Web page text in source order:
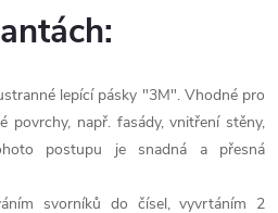
lepící pásky "3M". Vhodné pro
povrchy, např. fasády, vnitření stěny,
postupu je snadná a přesná
svorníků do čísel, vyvrtáním 2